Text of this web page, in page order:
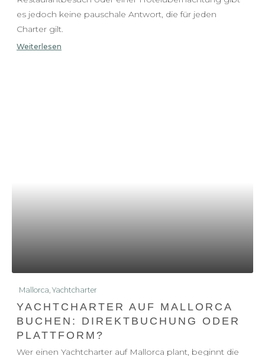
es jedoch keine pauschale Antwort, die für jeden
Charter gilt.
Weiterlesen
Mallorca, Yachtcharter
YACHTCHARTER AUF MALLORCA
BUCHEN: DIREKTBUCHUNG ODER
PLATTFORM?
Wer einen Yachtcharter auf Mallorca plant, beginnt die